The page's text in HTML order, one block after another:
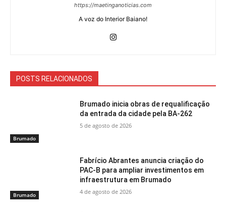
https://maetinganoticias.com
A voz do Interior Baiano!
POSTS RELACIONADOS
Brumado
Brumado inicia obras de requalificação
da entrada da cidade pela BA-262
5 de agosto de 2026
Brumado
Fabrício Abrantes anuncia criação do
PAC-B para ampliar investimentos em
infraestrutura em Brumado
4 de agosto de 2026